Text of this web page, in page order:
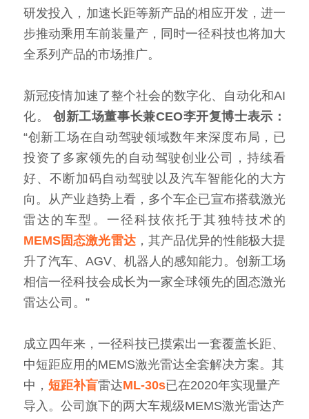
研发投入，加速长距等新产品的相应开发，进一
步推动乘用车前装量产，同时一径科技也将加大
全系列产品的市场推广。
新冠疫情加速了整个社会的数字化、自动化和AI
化。 创新工场董事长兼CEO李开复博士表示：
“创新工场在自动驾驶领域数年来深度布局，已
投资了多家领先的自动驾驶创业公司，持续看
好、不断加码自动驾驶以及汽车智能化的大方
向。从产业趋势上看，多个车企已宣布搭载激光
雷达的车型。一径科技依托于其独特技术的
MEMS固态激光雷达，其产品优异的性能极大提
升了汽车、AGV、机器人的感知能力。创新工场
相信一径科技会成长为一家全球领先的固态激光
雷达公司。”
成立四年来，一径科技已摸索出一套覆盖长距、
中短距应用的MEMS激光雷达全套解决方案。其
中， 短距补盲雷达ML-30s已在2020年实现量产
导入。公司旗下的两大车规级MEMS激光雷达产